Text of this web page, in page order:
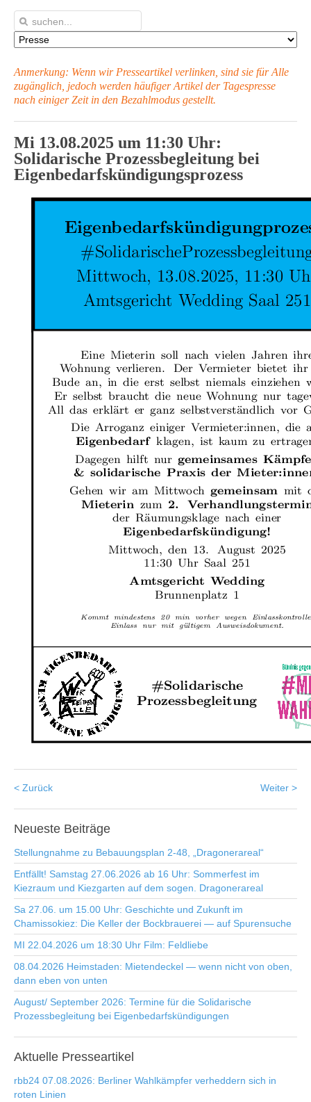
Anmerkung: Wenn wir Presseartikel verlinken, sind sie für Alle
zugänglich, jedoch werden häufiger Artikel der Tagespresse
nach einiger Zeit in den Bezahlmodus gestellt.
Mi 13.08.2025 um 11:30 Uhr:
Solidarische Prozessbegleitung bei
Eigenbedarfskündigungsprozess
< Zurück Weiter >
Neueste Beiträge
Stellungnahme zu Bebauungsplan 2-48, „Dragonerareal“
Entfällt! Samstag 27.06.2026 ab 16 Uhr: Sommerfest im
Kiezraum und Kiezgarten auf dem sogen. Dragonerareal
Sa 27.06. um 15.00 Uhr: Geschichte und Zukunft im
Chamissokiez: Die Keller der Bockbrauerei — auf Spurensuche
MI 22.04.2026 um 18:30 Uhr Film: Feldliebe
08.04.2026 Heimstaden: Mietendeckel — wenn nicht von oben,
dann eben von unten
August/ September 2026: Termine für die Solidarische
Prozessbegleitung bei Eigenbedarfskündigungen
Aktuelle Presseartikel
rbb24 07.08.2026: Berliner Wahlkämpfer verheddern sich in
roten Linien